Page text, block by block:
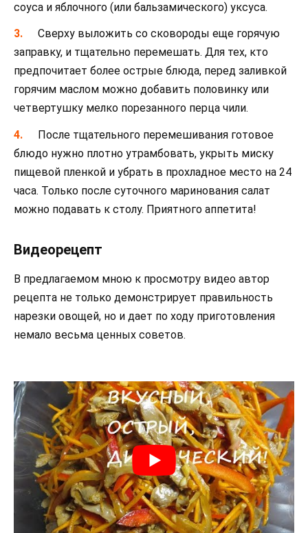
соуса и яблочного (или бальзамического) уксуса.
Сверху выложить со сковороды еще горячую
заправку, и тщательно перемешать. Для тех, кто
предпочитает более острые блюда, перед заливкой
горячим маслом можно добавить половинку или
четвертушку мелко порезанного перца чили.
После тщательного перемешивания готовое
блюдо нужно плотно утрамбовать, укрыть миску
пищевой пленкой и убрать в прохладное место на 24
часа. Только после суточного маринования салат
можно подавать к столу. Приятного аппетита!
Видеорецепт
В предлагаемом мною к просмотру видео автор
рецепта не только демонстрирует правильность
нарезки овощей, но и дает по ходу приготовления
немало весьма ценных советов.